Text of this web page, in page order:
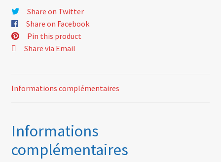
aluminium
Share on Twitter
Share on Facebook
Pin this product
Share via Email
Informations complémentaires
Informations
complémentaires